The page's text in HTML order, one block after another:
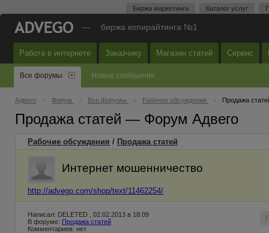
Биржа маркетинга Каталог услуг
— биржа копирайтинга №1
Работа в интернете Заказчику Магазин статей Сервис
Все форумы Новые сообщения
Адвего Форум Все форумы Рабочие обсуждения Продажа
Продажа статей — Форум Адвего
Рабочие обсуждения / Продажа статей
Интернет мошенничество
http://advego.com/shop/text/11462254/
Написал: DELETED , 02.02.2013 в 18:09
В форуме: Продажа статей
Комментариев: нет